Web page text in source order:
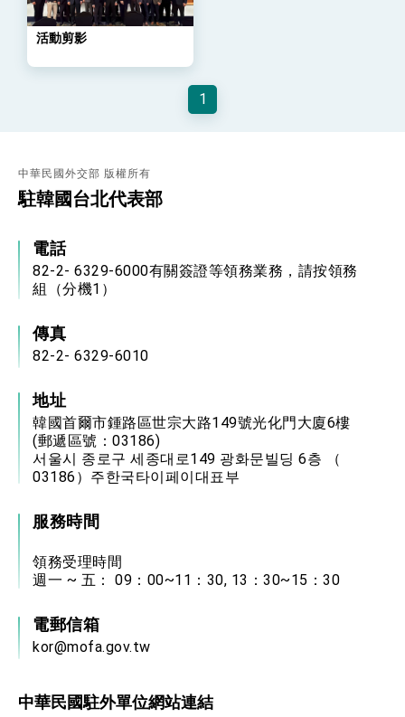
總統主持「守護民主台灣國安行動方案」記者
會 強調以實力守護台海和平 以決心掌握國家
團結 迎風轉型 穩健前行
外交部重要言論
活動剪影
1
中華民國外交部 版權所有
駐韓國台北代表部
電話
82-2- 6329-6000有關簽證等領務業務，請按領務
組（分機1）
傳真
82-2- 6329-6010
地址
韓國首爾市鍾路區世宗大路149號光化門大廈6樓
(郵遞區號：03186)
서울시 종로구 세종대로149 광화문빌딩 6층 （
03186）주한국타이페이대표부
服務時間
領務受理時間
週一 ~ 五： 09：00~11：30, 13：30~15：30
電郵信箱
kor@mofa.gov.tw
中華民國駐外單位網站連結